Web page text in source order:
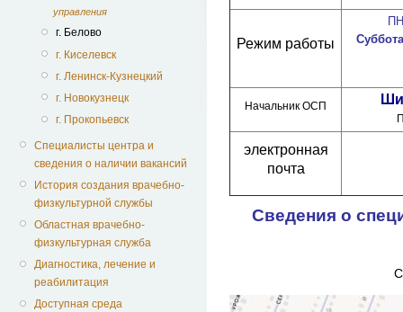
управления
г. Белово
г. Киселевск
г. Ленинск-Кузнецкий
г. Новокузнецк
г. Прокопьевск
Специалисты центра и
сведения о наличии вакансий
История создания врачебно-
физкультурной службы
Областная врачебно-
физкультурная служба
Диагностика, лечение и
реабилитация
Доступная среда
Режим работы
Суббота
Начальник ОСП
электронная
почта
Сведения о